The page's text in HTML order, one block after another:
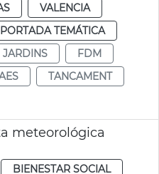
VALENCIA
TEMÁTICA
JARDINS
FDM
TANCAMENT
meteorológica
BIENESTAR SOCIAL